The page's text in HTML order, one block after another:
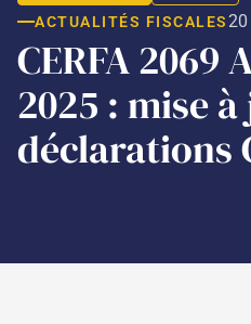
ACTUALITÉS FISCALES20
CERFA 2069
2025 : mise
déclarations